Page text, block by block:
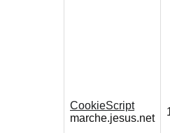
CookieScript
marche.jesus.net